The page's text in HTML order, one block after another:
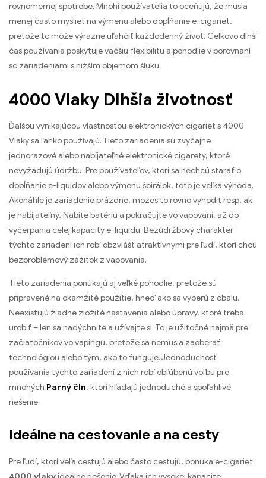
rovnomernej spotrebe. Mnohí používatelia to oceňujú, že musia
menej často myslieť na výmenu alebo dopĺňanie e-cigariet,
pretože to môže výrazne uľahčiť každodenný život. Celkovo dlhší
čas používania poskytuje väčšiu flexibilitu a pohodlie v porovnaní
so zariadeniami s nižším objemom šluku.
4000 Vlaky Dlhšia životnosť
Ďalšou vynikajúcou vlastnosťou elektronických cigariet s 4000
Vlaky sa ľahko používajú. Tieto zariadenia sú zvyčajne
jednorazové alebo nabíjateľné elektronické cigarety, ktoré
nevyžadujú údržbu. Pre používateľov, ktorí sa nechcú starať o
dopĺňanie e-liquidov alebo výmenu špirálok, toto je veľká výhoda.
Akonáhle je zariadenie prázdne, mozes to rovno vyhodit resp, ak
je nabíjateľný, Nabite batériu a pokračujte vo vapovaní, až do
vyčerpania celej kapacity e-liquidu. Bezúdržbový charakter
týchto zariadení ich robí obzvlášť atraktívnymi pre ľudí, ktorí chcú
bezproblémový zážitok z vapovania.
Tieto zariadenia ponúkajú aj veľké pohodlie, pretože sú
pripravené na okamžité použitie, hneď ako sa vyberú z obalu.
Neexistujú žiadne zložité nastavenia alebo úpravy, ktoré treba
urobiť – len sa nadýchnite a užívajte si. To je užitočné najmä pre
začiatočníkov vo vapingu, pretože sa nemusia zaoberať
technológiou alebo tým, ako to funguje. Jednoduchosť
používania týchto zariadení z nich robí obľúbenú voľbu pre
mnohých Parný čln, ktorí hľadajú jednoduché a spoľahlivé
riešenie.
Ideálne na cestovanie a na cesty
Pre ľudí, ktorí veľa cestujú alebo často cestujú, ponuka e-cigariet